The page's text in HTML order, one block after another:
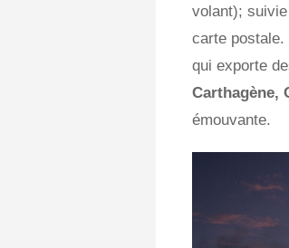
volant);
carte postale.
qui exporte
Carthagène,
émouvante.